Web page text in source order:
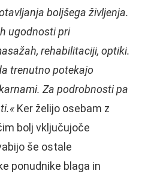
boljšega življenja.
ugodnosti pri
rehabilitaciji, optiki.
trenutno potekajo
Za podrobnosti pa
Ker želijo osebam z
bolj vključujoče
še ostale
ponudnike blaga in